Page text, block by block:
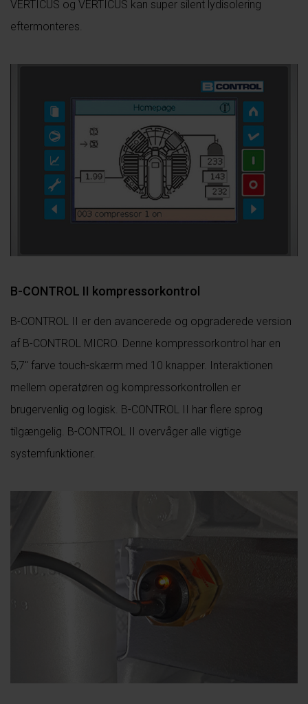
VERTICUS og VERTICUS kan super silent lydisolering
eftermonteres.
B-CONTROL II kompressorkontrol
B-CONTROL II er den avancerede og opgraderede version
af B-CONTROL MICRO. Denne kompressorkontrol har en
5,7″ farve touch-skærm med 10 knapper. Interaktionen
mellem operatøren og kompressorkontrollen er
brugervenlig og logisk. B-CONTROL II har flere sprog
tilgængelig. B-CONTROL II overvåger alle vigtige
systemfunktioner.